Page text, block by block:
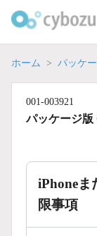
ホーム パッケ
001-003921
パッケージ版
iPhoneま
限事項